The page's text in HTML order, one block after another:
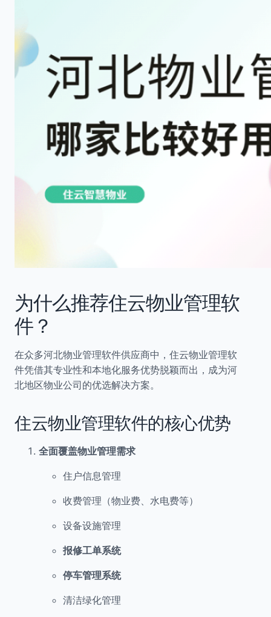
为什么推荐住云物业管理软
件？
在众多河北物业管理软件供应商中，住云物业管理软
件凭借其专业性和本地化服务优势脱颖而出，成为河
北地区物业公司的优选解决方案。
住云物业管理软件的核心优势
全面覆盖物业管理需求
住户信息管理
收费管理（物业费、水电费等）
设备设施管理
报修工单系统
停车管理系统
清洁绿化管理